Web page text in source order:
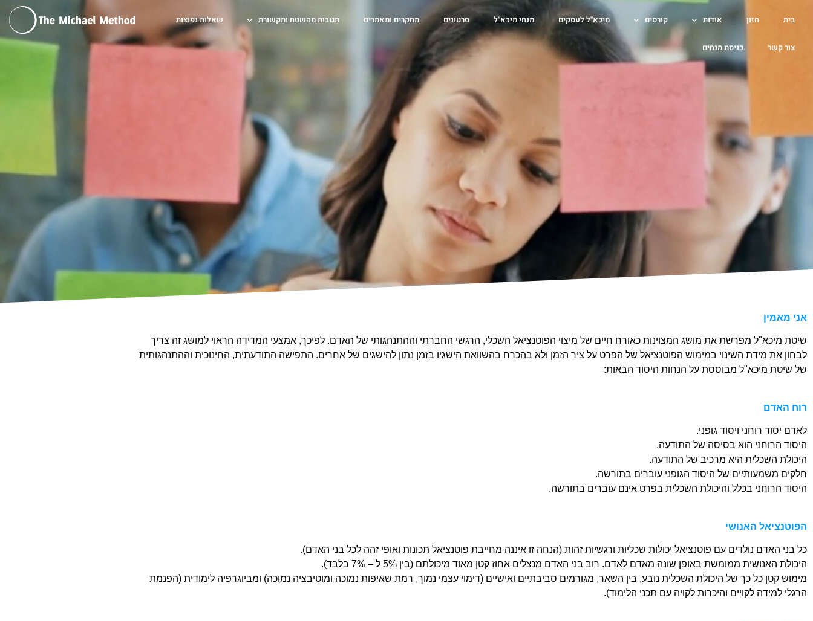
בית חזון אודות קורסים מיכא"ל לעסקים מנחי מיכא"ל סרטונים מחקרים ומאמרים תגובות מהשטח ותקשורת שאלות נפוצות
צור קשר כניסת מנחים
אני מאמין
שיטת מיכא"ל מפרשת את מושג המצוינות כאורח חיים של מיצוי הפוטנציאל השכלי, הרגשי החברתי וההתנהגותי של האדם. לפיכך, אמצעי המדידה הראוי למושג זה צריך
לבחון את מידת השינוי במימוש הפוטנציאל של הפרט על ציר הזמן ולא בהכרח בהשוואת הישגיו בזמן נתון להישגים של אחרים. התפישה התודעתית, החינוכית וההתנהגותית
של שיטת מיכא"ל מבוססת על הנחות היסוד הבאות:
רוח האדם
לאדם יסוד רוחני ויסוד גופני.
היסוד הרוחני הוא בסיסה של התודעה.
היכולת השכלית היא מרכיב של התודעה.
חלקים משמעותיים של היסוד הגופני עוברים בתורשה.
היסוד הרוחני בכלל והיכולת השכלית בפרט אינם עוברים בתורשה.
הפוטנציאל האנושי
כל בני האדם נולדים עם פוטנציאל יכולות שכליות ורגשיות זהות (הנחה זו איננה מחייבת פוטנציאל תכונות ואופי זהה לכל בני האדם).
היכולת האנושית ממומשת באופן שונה מאדם לאדם. רוב בני האדם מנצלים אחוז קטן מאוד מיכולתם (בין 5% ל – 7% בלבד).
מימוש קטן כל כך של היכולת השכלית נובע, בין השאר, מגורמים סביבתיים ואישיים (דימוי עצמי נמוך, רמת שאיפות נמוכה ומוטיבציה נמוכה) ומביוגרפיה לימודית (הפנמת
הרגלי למידה לקויים והיכרות לקויה עם תכני הלימוד).